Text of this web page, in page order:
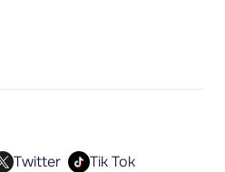
Twitter
Tik Tok